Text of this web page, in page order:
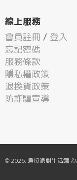
線上服務
會員註冊 / 登入
忘記密碼
服務條款
隱私權政策
退換貨政策
防詐騙宣導
© 2026. 烏拉派對生活館 為